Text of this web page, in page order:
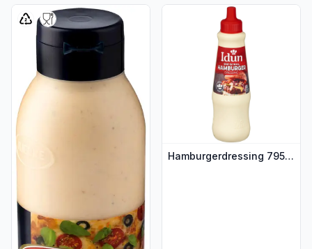
Vis flere detaljer for produktet "Pizza- og kebabdressing
Hamburgerdressing 795g Idun
Vis flere detaljer for